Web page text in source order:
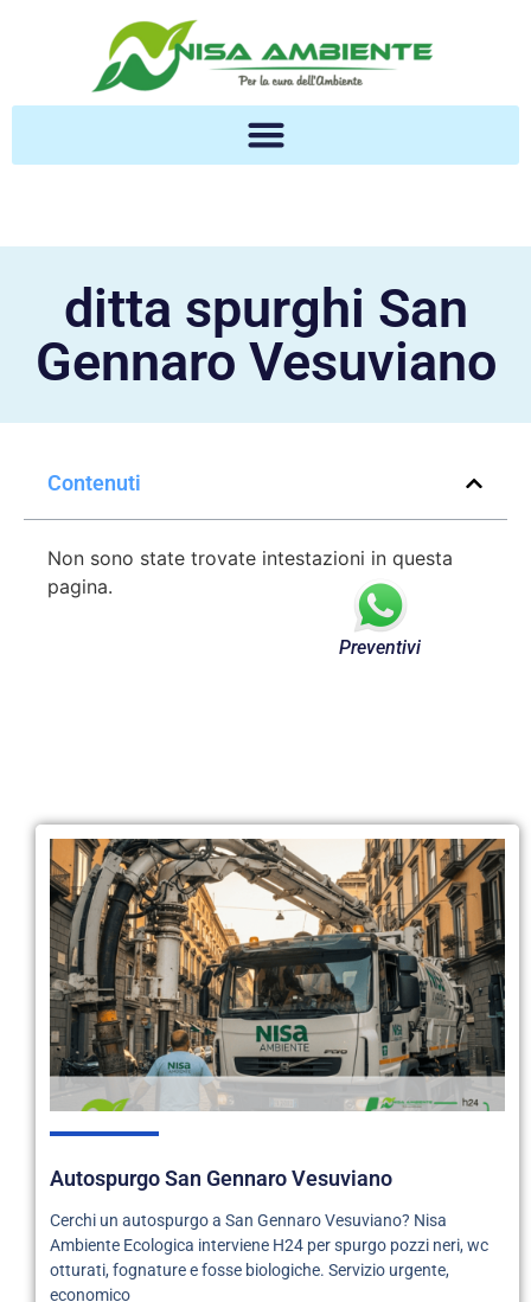
ditta spurghi San
Gennaro Vesuviano
Contenuti
Non sono state trovate intestazioni in questa
pagina.
Autospurgo San Gennaro Vesuviano
Cerchi un autospurgo a San Gennaro Vesuviano? Nisa
Ambiente Ecologica interviene H24 per spurgo pozzi neri, wc
otturati, fognature e fosse biologiche. Servizio urgente,
economico
Preventivi